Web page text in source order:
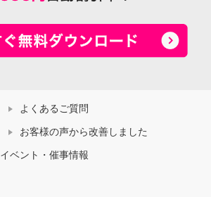
よくあるご質問
お客様の声から改善しました
イベント・催事情報